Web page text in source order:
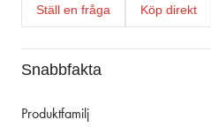
Ställ en fråga Köp direkt
Snabbfakta
Produktfamilj